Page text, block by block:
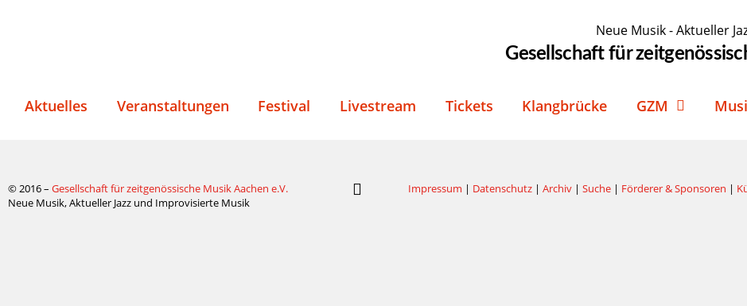
Neue Musik - Aktueller
Gesellschaft für
Aktuelles Veranstaltungen Festival Livestream Tickets Klangbrücke GZM
© 2016 – Gesellschaft für zeitgenössische Musik Aachen e.V.
Neue Musik, Aktueller Jazz und Improvisierte Musik
Impressum | Datenschutz |Archiv |Suche | Förderer & Sponsoren |